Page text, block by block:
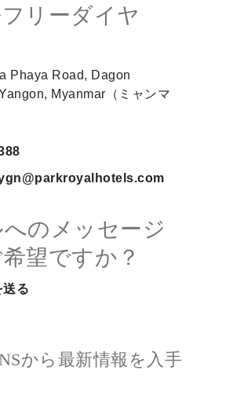
フリーダイヤ
Phaya Road, Dagon
Myanmar（ミャンマ
@parkroyalhotels.com
のメッセージ
望ですか？
送る
から最新情報を入手